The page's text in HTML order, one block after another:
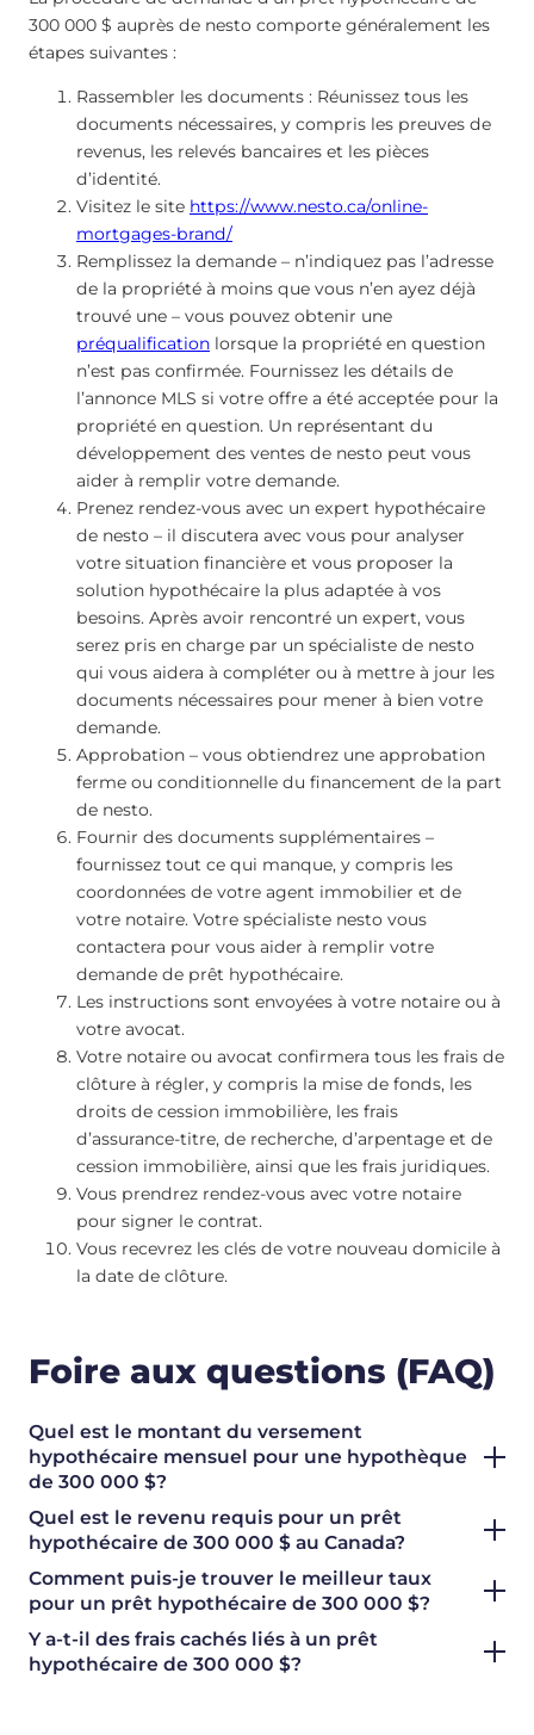
300 000 $ auprès de nesto comporte généralement les
étapes suivantes :
Rassembler les documents : Réunissez tous les
documents nécessaires, y compris les preuves de
revenus, les relevés bancaires et les pièces
d’identité.
Visitez le site https://www.nesto.ca/online-
mortgages-brand/
Remplissez la demande – n’indiquez pas l’adresse
de la propriété à moins que vous n’en ayez déjà
trouvé une – vous pouvez obtenir une
préqualification lorsque la propriété en question
n’est pas confirmée. Fournissez les détails de
l’annonce MLS si votre offre a été acceptée pour la
propriété en question. Un représentant du
développement des ventes de nesto peut vous
aider à remplir votre demande.
Prenez rendez-vous avec un expert hypothécaire
de nesto – il discutera avec vous pour analyser
votre situation financière et vous proposer la
solution hypothécaire la plus adaptée à vos
besoins. Après avoir rencontré un expert, vous
serez pris en charge par un spécialiste de nesto
qui vous aidera à compléter ou à mettre à jour les
documents nécessaires pour mener à bien votre
demande.
Approbation – vous obtiendrez une approbation
ferme ou conditionnelle du financement de la part
de nesto.
Fournir des documents supplémentaires –
fournissez tout ce qui manque, y compris les
coordonnées de votre agent immobilier et de
votre notaire. Votre spécialiste nesto vous
contactera pour vous aider à remplir votre
demande de prêt hypothécaire.
Les instructions sont envoyées à votre notaire ou à
votre avocat.
Votre notaire ou avocat confirmera tous les frais de
clôture à régler, y compris la mise de fonds, les
droits de cession immobilière, les frais
d’assurance-titre, de recherche, d’arpentage et de
cession immobilière, ainsi que les frais juridiques.
Vous prendrez rendez-vous avec votre notaire
pour signer le contrat.
Vous recevrez les clés de votre nouveau domicile à
la date de clôture.
Foire aux questions (FAQ)
Quel est le montant du versement
hypothécaire mensuel pour une hypothèque
de 300 000 $?
Quel est le revenu requis pour un prêt
hypothécaire de 300 000 $ au Canada?
Comment puis-je trouver le meilleur taux
pour un prêt hypothécaire de 300 000 $?
Y a-t-il des frais cachés liés à un prêt
hypothécaire de 300 000 $?